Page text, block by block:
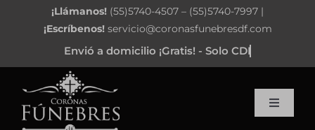
¡Llámanos! (55)5740-4507 – (55)5740-7997 |
¡Escríbenos!servicio@coronasfunebresdf.com
Toggle